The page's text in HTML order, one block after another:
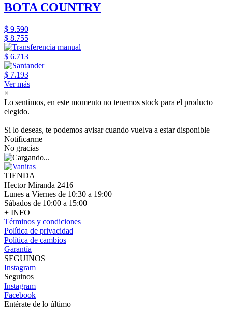
BOTA COUNTRY
$ 9.590
$ 8.755
$ 6.713
$ 7.193
Ver más
×
Lo sentimos, en este momento no tenemos stock para el producto
elegido.
Si lo deseas, te podemos avisar cuando vuelva a estar disponible
Notificarme
No gracias
TIENDA
Hector Miranda 2416
Lunes a Viernes de 10:30 a 19:00
Sábados de 10:00 a 15:00
+ INFO
Términos y condiciones
Política de privacidad
Política de cambios
Garantía
SEGUINOS
Instagram
Seguinos
Instagram
Facebook
Entérate de lo último